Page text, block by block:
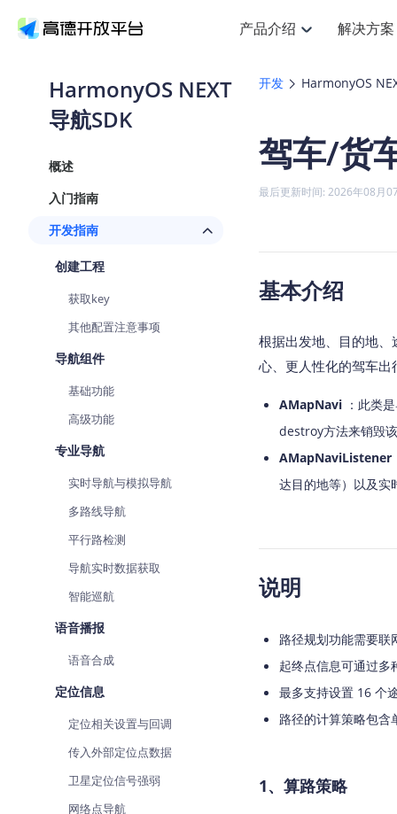
产品介绍
产品介绍
高德开放平台产品介绍
搜索定位
搜索 HOT
位置、周边、行政区、ID等查询
JS Android iOS
地理/逆地理编码
位置名称与经纬度之间转换服务
地理围栏
Android iOS
查询目标区域当前/未来天气
通过基站、Wifi获取位置信息
解决方案
解决方案
提供各行业LBS解决方案
提供LBS领域的Agent解决方案
提供智能守护与运动出行解决方
智能眼镜实时导航及智慧出行解
面向开发者提供全球范围内LBS
智能两轮车 NEW
手机银行 NEW
提供手机银行APP地图应用
文档与支持
高德开放平台开发文档与
API
Web高级服务API
定价
开放平台产品定价
产品定价
技术服务许可
Android定位
浏览器定位
自定义地图
认证开发商
HarmonyOS NEXT
导航SDK
概述
入门指南
开发指南
创建工程
获取key
其他配置注意事项
导航组件
基础功能
高级功能
专业导航
实时导航与模拟导航
多路线导航
平行路检测
导航实时数据获取
智能巡航
语音播报
语音合成
定位信息
定位相关设置与回调
传入外部定位点数据
卫星定位信号强弱
网络点导航
开发 HarmonyOS
驾车/货
最后更新时间: 2026年08月
基本介绍
根据出发地、目的地
心、更人性化的驾车
AMapNavi：此类是
destroy方法来销毁
AMapNaviListener
达目的地等）以及实
说明
路径规划功能需要联
起终点信息可通过多
最多支持设置 16 个
路径的计算策略包
1、 算路策略